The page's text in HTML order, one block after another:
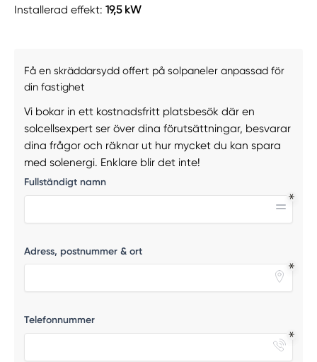
Installerad effekt:19,5 kW
Få en skräddarsydd offert på solpaneler anpassad för
din fastighet
Vi bokar in ett kostnadsfritt platsbesök där en
solcellsexpert ser över dina förutsättningar, besvarar
dina frågor och räknar ut hur mycket du kan spara
med solenergi. Enklare blir det inte!
Fullständigt namn
Adress, postnummer & ort
Telefonnummer